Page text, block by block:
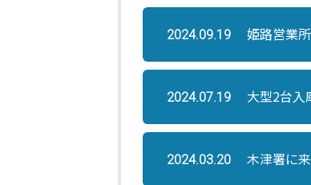
2024.09.19 姫路営業
2024.07.19 大型2台入
2024.03.20 木津署に